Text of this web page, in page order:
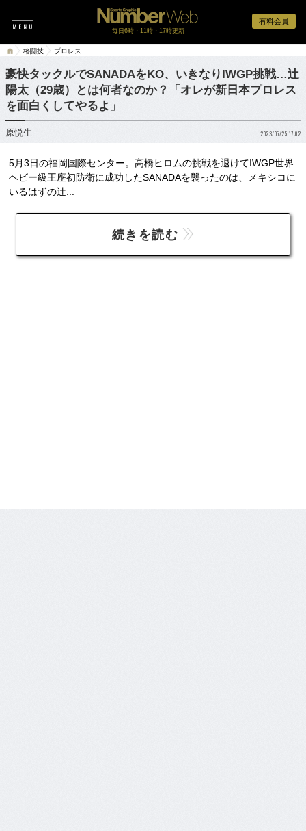
有料会員
毎日6時・11時・17時更新
格闘技 プロレス
豪快タックルでSANADAをKO、いきなりIWGP挑戦…辻
陽太（29歳）とは何者なのか？「オレが新日本プロレス
を面白くしてやるよ」
原悦生 2023/05/25 17:02
5月3日の福岡国際センター。高橋ヒロムの挑戦を退けてIWGP世界
ヘビー級王座初防衛に成功したSANADAを襲ったのは、メキシコに
いるはずの辻...
続きを読む